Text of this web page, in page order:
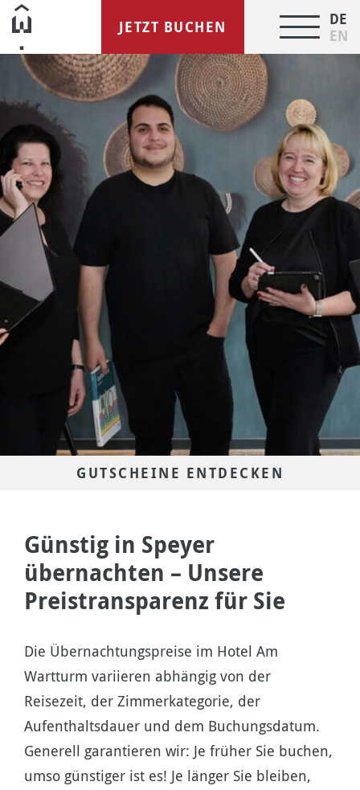
JETZT BUCHEN EN
DE
GUTSCHEINE ENTDECKEN
Günstig in Speyer
übernachten – Unsere
Preistransparenz für Sie
Die Übernachtungspreise im Hotel Am
Wartturm variieren abhängig von der
Reisezeit, der Zimmerkategorie, der
Aufenthaltsdauer und dem Buchungsdatum.
Generell garantieren wir: Je früher Sie buchen,
umso günstiger ist es! Je länger Sie bleiben,